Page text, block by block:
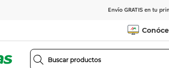
Envío GRATIS en tu